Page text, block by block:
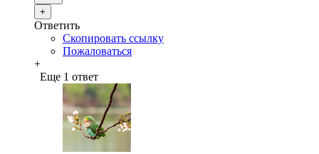
+
Ответить
Скопировать ссылку
Пожаловаться
+
Еще 1 ответ